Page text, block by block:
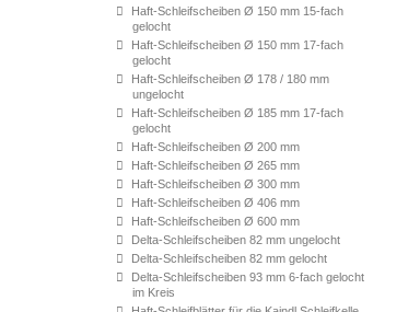
Haft-Schleifscheiben Ø 150 mm 15-fach
gelocht
Haft-Schleifscheiben Ø 150 mm 17-fach
gelocht
Haft-Schleifscheiben Ø 178 / 180 mm
ungelocht
Haft-Schleifscheiben Ø 185 mm 17-fach
gelocht
Haft-Schleifscheiben Ø 200 mm
Haft-Schleifscheiben Ø 265 mm
Haft-Schleifscheiben Ø 300 mm
Haft-Schleifscheiben Ø 406 mm
Haft-Schleifscheiben Ø 600 mm
Delta-Schleifscheiben 82 mm ungelocht
Delta-Schleifscheiben 82 mm gelocht
Delta-Schleifscheiben 93 mm 6-fach gelocht
im Kreis